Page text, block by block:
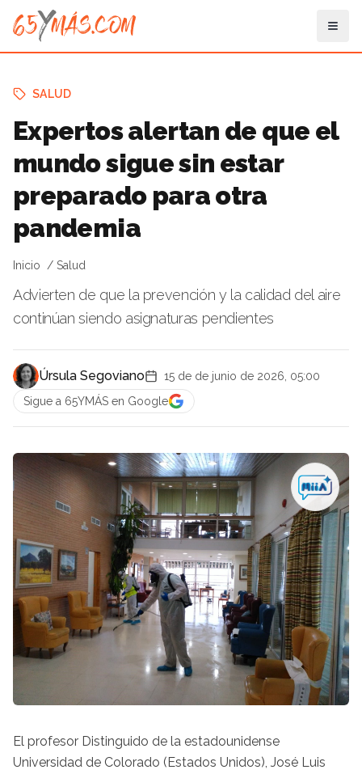
SALUD
Expertos alertan de que el
mundo sigue sin estar
preparado para otra
pandemia
Inicio Salud
Advierten de que la prevención y la calidad del aire
continúan siendo asignaturas pendientes
Úrsula Segoviano
15 de de junio de 2026, 05:00
Sigue a 65YMÁS en Google
El profesor Distinguido de la estadounidense
Universidad de Colorado (Estados Unidos), José Luis